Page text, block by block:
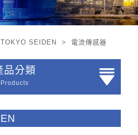
SEIDEN > 電流傳感器
品分類
Products